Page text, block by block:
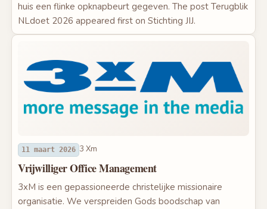
huis een flinke opknapbeurt gegeven. The post Terugblik
NLdoet 2026 appeared first on Stichting JIJ.
11 maart 2026 3 Xm
Vrijwilliger Office Management
3xM is een gepassioneerde christelijke missionaire
organisatie. We verspreiden Gods boodschap van